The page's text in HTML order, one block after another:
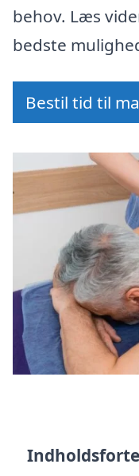
behov. Læs
bedste
Bestil tid til